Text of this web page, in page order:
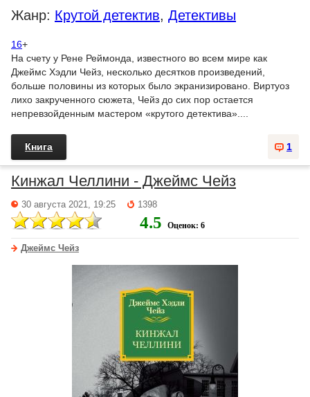
Жанр: Крутой детектив, Детективы
16+
На счету у Рене Реймонда, известного во всем мире как
Джеймс Хэдли Чейз, несколько десятков произведений,
больше половины из которых было экранизировано. Виртуоз
лихо закрученного сюжета, Чейз до сих пор остается
непревзойденным мастером «крутого детектива»....
1
Книга
Кинжал Челлини - Джеймс Чейз
30 августа 2021, 19:25 1398
4.5 Оценок: 6
Джеймс Чейз